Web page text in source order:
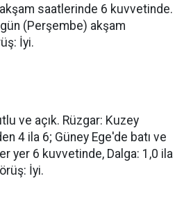
saatlerinde 6 kuvvetinde.
(Perşembe) akşam
İyi.
ve açık. Rüzgar: Kuzey
4 ila 6; Güney Ege'de batı ve
yer 6 kuvvetinde, Dalga: 1,0 ila
İyi.